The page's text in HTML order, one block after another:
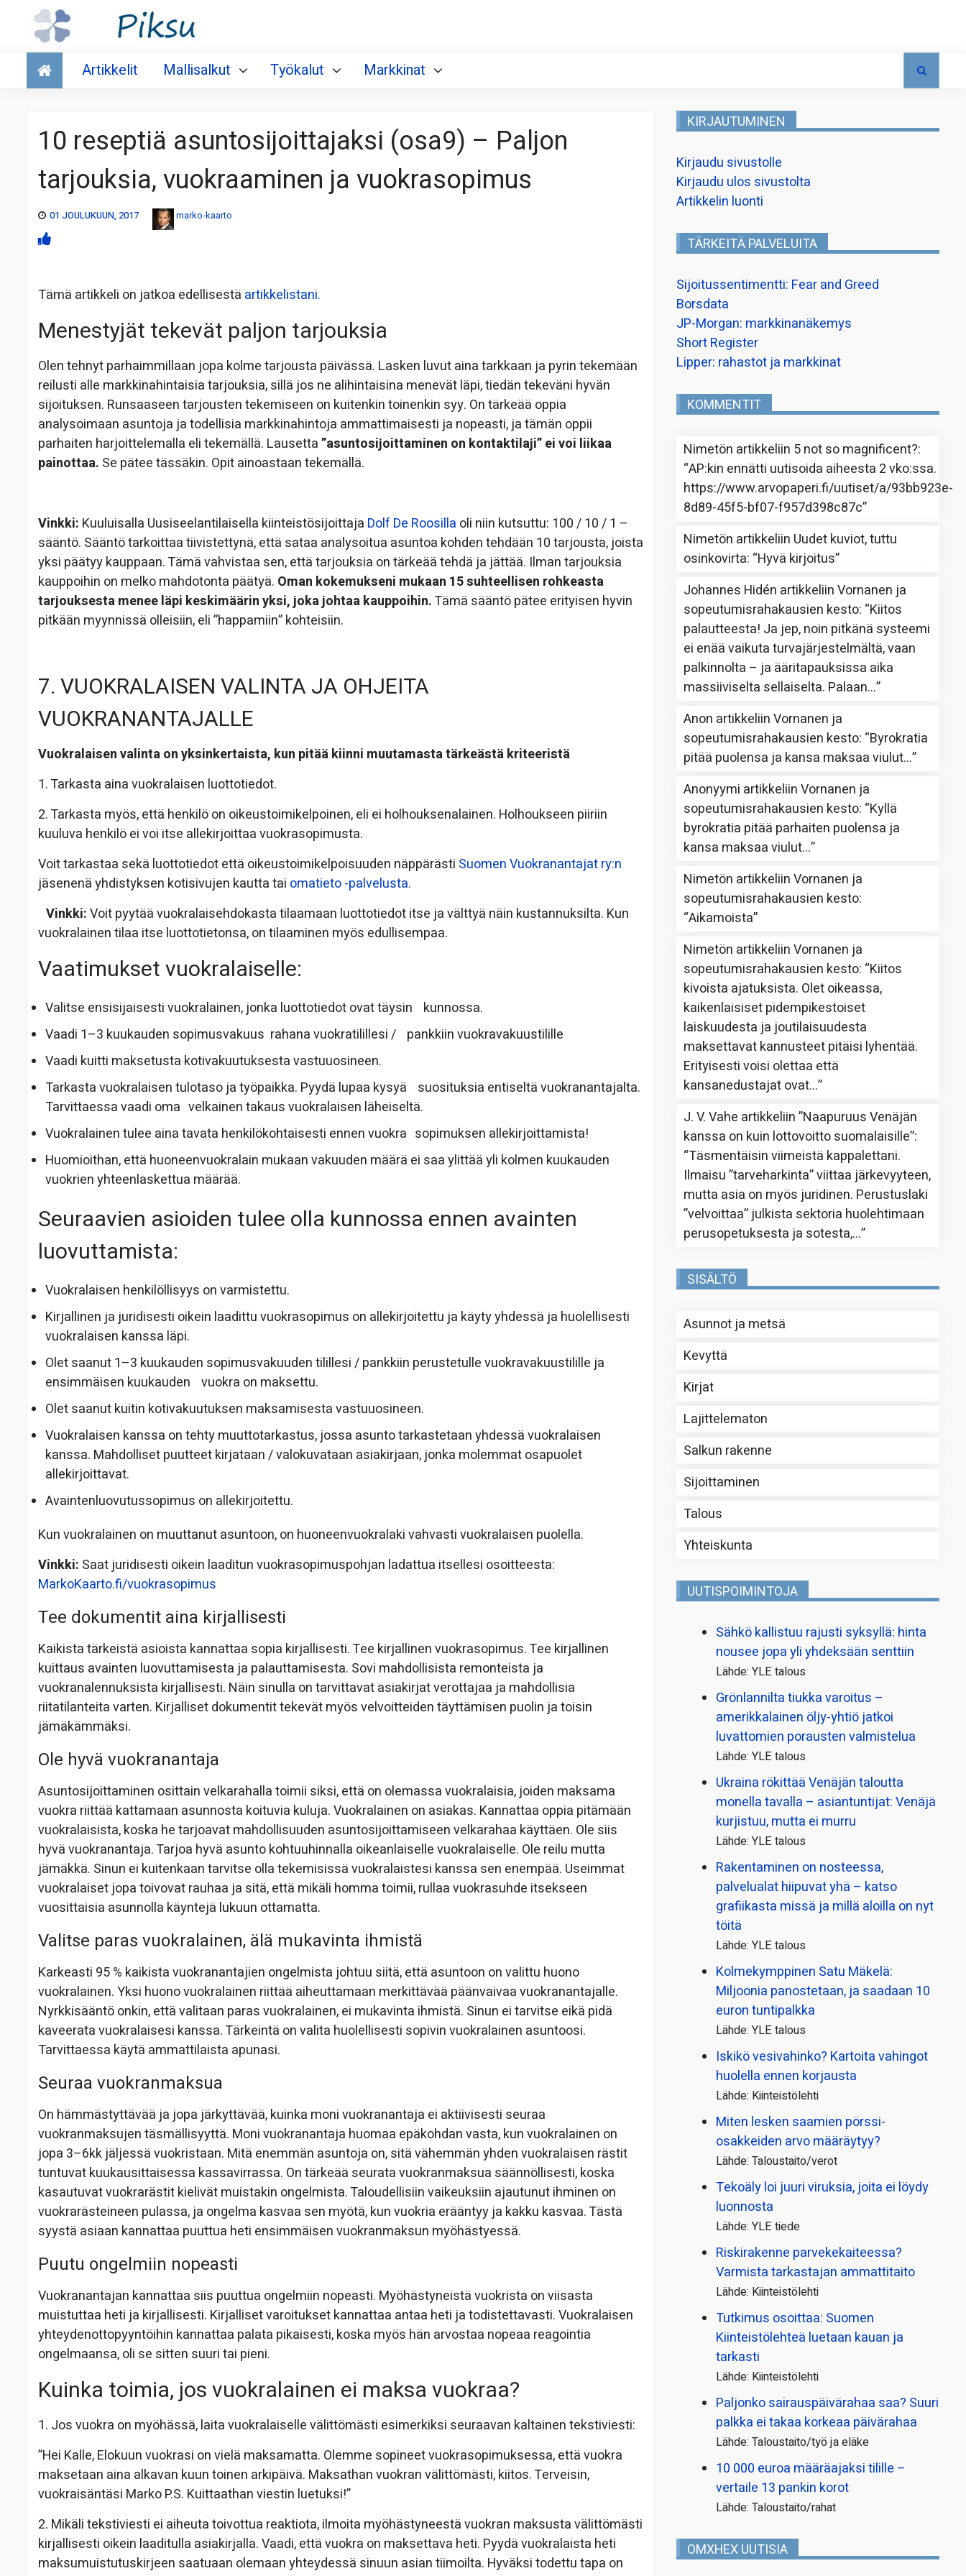
Talous
Artikkelit Mallisalkut Työkalut Markkinat
10 reseptiä asuntosijoittajaksi (osa9) – Paljon
tarjouksia, vuokraaminen ja vuokrasopimus
01 JOULUKUUN, 2017 marko-kaarto
Tämä artikkeli on jatkoa edellisestä artikkelistani.
Menestyjät tekevät paljon tarjouksia
Olen tehnyt parhaimmillaan jopa kolme tarjousta päivässä. Lasken luvut aina tarkkaan ja pyrin tekemään
reilusti alle markkinahintaisia tarjouksia, sillä jos ne alihintaisina menevät läpi, tiedän tekeväni hyvän
sijoituksen. Runsaaseen tarjousten tekemiseen on kuitenkin toinenkin syy. On tärkeää oppia
analysoimaan asuntoja ja todellisia markkinahintoja ammattimaisesti ja nopeasti, ja tämän oppii
parhaiten harjoittelemalla eli tekemällä. Lausetta”asuntosijoittaminen on kontaktilaji” ei voi liikaa
painottaa. Se pätee tässäkin. Opit ainoastaan tekemällä.
Vinkki: Kuuluisalla Uusiseelantilaisella kiinteistösijoittaja Dolf De Roosilla oli niin kutsuttu: 100 / 10 / 1 –
sääntö. Sääntö tarkoittaa tiivistettynä, että sataa analysoitua asuntoa kohden tehdään 10 tarjousta, joista
yksi päätyy kauppaan. Tämä vahvistaa sen, että tarjouksia on tärkeää tehdä ja jättää. Ilman tarjouksia
kauppoihin on melko mahdotonta päätyä. Oman kokemukseni mukaan 15 suhteellisen rohkeasta
tarjouksesta menee läpi keskimäärin yksi, joka johtaa kauppoihin.Tämä sääntö pätee erityisen hyvin
pitkään myynnissä olleisiin, eli ”happamiin” kohteisiin.
7. VUOKRALAISEN VALINTA JA OHJEITA
VUOKRANANTAJALLE
Vuokralaisen valinta on yksinkertaista, kun pitää kiinni muutamasta tärkeästä kriteeristä
1. Tarkasta aina vuokralaisen luottotiedot.
2. Tarkasta myös, että henkilö on oikeustoimikelpoinen, eli ei holhouksenalainen. Holhoukseen piiriin
kuuluva henkilö ei voi itse allekirjoittaa vuokrasopimusta.
Voit tarkastaa sekä luottotiedot että oikeustoimikelpoisuuden näppärästi Suomen Vuokranantajat ry:n
jäsenenä yhdistyksen kotisivujen kautta tai omatieto -palvelusta.
Vinkki:Voit pyytää vuokralaisehdokasta tilaamaan luottotiedot itse ja välttyä näin kustannuksilta. Kun
vuokralainen tilaa itse luottotietonsa, on tilaaminen myös edullisempaa.
Vaatimukset vuokralaiselle:
Valitse ensisijaisesti vuokralainen, jonka luottotiedot ovat täysin kunnossa.
Vaadi 1–3 kuukauden sopimusvakuus rahana vuokratilillesi / pankkiin vuokravakuustilille
Vaadi kuitti maksetusta kotivakuutuksesta vastuuosineen.
Tarkasta vuokralaisen tulotaso ja työpaikka. Pyydä lupaa kysyä suosituksia entiseltä vuokranantajalta.
Tarvittaessa vaadi oma velkainen takaus vuokralaisen läheiseltä.
Vuokralainen tulee aina tavata henkilökohtaisesti ennen vuokra sopimuksen allekirjoittamista!
Huomioithan, että huoneenvuokralain mukaan vakuuden määrä ei saa ylittää yli kolmen kuukauden
vuokrien yhteenlaskettua määrää.
Seuraavien asioiden tulee olla kunnossa ennen avainten
luovuttamista:
Vuokralaisen henkilöllisyys on varmistettu.
Kirjallinen ja juridisesti oikein laadittu vuokrasopimus on allekirjoitettu ja käyty yhdessä ja huolellisesti
vuokralaisen kanssa läpi.
Olet saanut 1–3 kuukauden sopimusvakuuden tilillesi / pankkiin perustetulle vuokravakuustilille ja
ensimmäisen kuukauden vuokra on maksettu.
Olet saanut kuitin kotivakuutuksen maksamisesta vastuuosineen.
Vuokralaisen kanssa on tehty muuttotarkastus, jossa asunto tarkastetaan yhdessä vuokralaisen
kanssa. Mahdolliset puutteet kirjataan / valokuvataan asiakirjaan, jonka molemmat osapuolet
allekirjoittavat.
Avaintenluovutussopimus on allekirjoitettu.
Kun vuokralainen on muuttanut asuntoon, on huoneenvuokralaki vahvasti vuokralaisen puolella.
Vinkki: Saat juridisesti oikein laaditun vuokrasopimuspohjan ladattua itsellesi osoitteesta:
MarkoKaarto.fi/vuokrasopimus
Tee dokumentit aina kirjallisesti
Kaikista tärkeistä asioista kannattaa sopia kirjallisesti. Tee kirjallinen vuokrasopimus. Tee kirjallinen
kuittaus avainten luovuttamisesta ja palauttamisesta. Sovi mahdollisista remonteista ja
vuokranalennuksista kirjallisesti. Näin sinulla on tarvittavat asiakirjat verottajaa ja mahdollisia
riitatilanteita varten. Kirjalliset dokumentit tekevät myös velvoitteiden täyttämisen puolin ja toisin
jämäkämmäksi.
Ole hyvä vuokranantaja
Asuntosijoittaminen osittain velkarahalla toimii siksi, että on olemassa vuokralaisia, joiden maksama
vuokra riittää kattamaan asunnosta koituvia kuluja. Vuokralainen on asiakas. Kannattaa oppia pitämään
vuokralaisista, koska he tarjoavat mahdollisuuden asuntosijoittamiseen velkarahaa käyttäen. Ole siis
hyvä vuokranantaja. Tarjoa hyvä asunto kohtuuhinnalla oikeanlaiselle vuokralaiselle. Ole reilu mutta
jämäkkä. Sinun ei kuitenkaan tarvitse olla tekemisissä vuokralaistesi kanssa sen enempää. Useimmat
vuokralaiset jopa toivovat rauhaa ja sitä, että mikäli homma toimii, rullaa vuokrasuhde itsekseen
vuosittaisia asunnolla käyntejä lukuun ottamatta.
Valitse paras vuokralainen, älä mukavinta ihmistä
Karkeasti 95 % kaikista vuokranantajien ongelmista johtuu siitä, että asuntoon on valittu huono
vuokralainen. Yksi huono vuokralainen riittää aiheuttamaan merkittävää päänvaivaa vuokranantajalle.
Nyrkkisääntö onkin, että valitaan paras vuokralainen, ei mukavinta ihmistä. Sinun ei tarvitse eikä pidä
kaveerata vuokralaisesi kanssa. Tärkeintä on valita huolellisesti sopivin vuokralainen asuntoosi.
Tarvittaessa käytä ammattilaista apunasi.
Seuraa vuokranmaksua
On hämmästyttävää ja jopa järkyttävää, kuinka moni vuokranantaja ei aktiivisesti seuraa
vuokranmaksujen täsmällisyyttä. Moni vuokranantaja huomaa epäkohdan vasta, kun vuokralainen on
jopa 3–6kk jäljessä vuokristaan. Mitä enemmän asuntoja on, sitä vähemmän yhden vuokralaisen rästit
tuntuvat kuukausittaisessa kassavirrassa. On tärkeää seurata vuokranmaksua säännöllisesti, koska
kasautuvat vuokrarästit kielivät muistakin ongelmista. Taloudellisiin vaikeuksiin ajautunut ihminen on
vuokrarästeineen pulassa, ja ongelma kasvaa sen myötä, kun vuokria erääntyy ja kakku kasvaa. Tästä
syystä asiaan kannattaa puuttua heti ensimmäisen vuokranmaksun myöhästyessä.
Puutu ongelmiin nopeasti
Vuokranantajan kannattaa siis puuttua ongelmiin nopeasti. Myöhästyneistä vuokrista on viisasta
muistuttaa heti ja kirjallisesti. Kirjalliset varoitukset kannattaa antaa heti ja todistettavasti. Vuokralaisen
yhteydenottopyyntöihin kannattaa palata pikaisesti, koska myös hän arvostaa nopeaa reagointia
ongelmaansa, oli se sitten suuri tai pieni.
Kuinka toimia, jos vuokralainen ei maksa vuokraa?
1. Jos vuokra on myöhässä, laita vuokralaiselle välittömästi esimerkiksi seuraavan kaltainen tekstiviesti:
”Hei Kalle, Elokuun vuokrasi on vielä maksamatta. Olemme sopineet vuokrasopimuksessa, että vuokra
maksetaan aina alkavan kuun toinen arkipäivä. Maksathan vuokran välittömästi, kiitos. Terveisin,
vuokraisäntäsi Marko P.S. Kuittaathan viestin luetuksi!”
2. Mikäli tekstiviesti ei aiheuta toivottua reaktiota, ilmoita myöhästyneestä vuokran maksusta välittömästi
kirjallisesti oikein laaditulla asiakirjalla. Vaadi, että vuokra on maksettava heti. Pyydä vuokralaista heti
maksumuistutuskirjeen saatuaan olemaan yhteydessä sinuun asian tiimoilta. Hyväksi todettu tapa on
KIRJAUTUMINEN
Kirjaudu sivustolle
Kirjaudu ulos sivustolta
Artikkelin luonti
TÄRKEITÄ PALVELUITA
Sijoitussentimentti: Fear and Greed
Borsdata
JP-Morgan: markkinanäkemys
Short Register
Lipper: rahastot ja markkinat
KOMMENTIT
Nimetön artikkeliin 5 not so magnificent?:
“AP:kin ennätti uutisoida aiheesta 2 vko:ssa.
https://www.arvopaperi.fi/uutiset/a/93bb923e-
8d89-45f5-bf07-f957d398c87c”
Nimetön artikkeliin Uudet kuviot, tuttu
osinkovirta: “Hyvä kirjoitus”
Johannes Hidén artikkeliinVornanen ja
sopeutumisrahakausien kesto: “Kiitos
palautteesta! Ja jep, noin pitkänä systeemi
ei enää vaikuta turvajärjestelmältä, vaan
palkinnolta – ja ääritapauksissa aika
massiiviselta sellaiselta. Palaan…”
Anon artikkeliinVornanen ja
sopeutumisrahakausien kesto: “Byrokratia
pitää puolensa ja kansa maksaa viulut…”
Anonyymi artikkeliinVornanen ja
sopeutumisrahakausien kesto: “Kyllä
byrokratia pitää parhaiten puolensa ja
kansa maksaa viulut…”
Nimetön artikkeliinVornanen ja
sopeutumisrahakausien kesto:
“Aikamoista”
Nimetön artikkeliinVornanen ja
sopeutumisrahakausien kesto: “Kiitos
kivoista ajatuksista. Olet oikeassa,
kaikenlaisiset pidempikestoiset
laiskuudesta ja joutilaisuudesta
maksettavat kannusteet pitäisi lyhentää.
Erityisesti voisi olettaa että
kansanedustajat ovat…”
J. V. Vahe artikkeliin”Naapuruus Venäjän
kanssa on kuin lottovoitto suomalaisille”:
“Täsmentäisin viimeistä kappalettani.
Ilmaisu ”tarveharkinta” viittaa järkevyyteen,
mutta asia on myös juridinen. Perustuslaki
”velvoittaa” julkista sektoria huolehtimaan
perusopetuksesta ja sotesta,…”
SISÄLTÖ
Asunnot ja metsä
Kevyttä
Kirjat
Lajittelematon
Salkun rakenne
Sijoittaminen
Talous
Yhteiskunta
UUTISPOIMINTOJA
Sähkö kallistuu rajusti syksyllä: hinta
nousee jopa yli yhdeksään senttiin
Lähde: YLE talous
Grönlannilta tiukka varoitus –
amerikkalainen öljy-yhtiö jatkoi
luvattomien porausten valmistelua
Lähde: YLE talous
Ukraina rökittää Venäjän taloutta
monella tavalla – asiantuntijat: Venäjä
kurjistuu, mutta ei murru
Lähde: YLE talous
Rakentaminen on nosteessa,
palvelualat hiipuvat yhä – katso
grafiikasta missä ja millä aloilla on nyt
töitä
Lähde: YLE talous
Kolmekymppinen Satu Mäkelä:
Miljoonia panostetaan, ja saadaan 10
euron tuntipalkka
Lähde: YLE talous
Iskikö vesivahinko? Kartoita vahingot
huolella ennen korjausta
Lähde: Kiinteistölehti
Miten lesken saamien pörssi­
osakkeiden arvo määräytyy?
Lähde: Taloustaito/verot
Tekoäly loi juuri viruksia, joita ei löydy
luonnosta
Lähde: YLE tiede
Riskirakenne parvekekaiteessa?
Varmista tarkastajan ammattitaito
Lähde: Kiinteistölehti
Tutkimus osoittaa: Suomen
Kiinteistölehteä luetaan kauan ja
tarkasti
Lähde: Kiinteistölehti
Paljonko sairauspäivä­rahaa saa? Suuri
palkka ei takaa korkeaa päivärahaa
Lähde: Taloustaito/työ ja eläke
10 000 euroa määräajaksi tilille –
vertaile 13 pankin korot
Lähde: Taloustaito/rahat
OMXHEX UUTISIA